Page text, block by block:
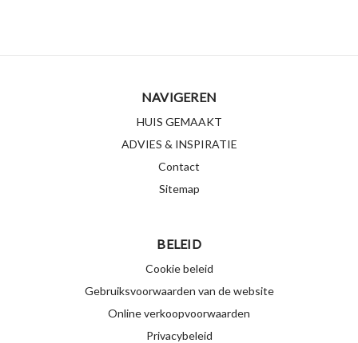
NAVIGEREN
HUIS GEMAAKT
ADVIES & INSPIRATIE
Contact
Sitemap
BELEID
Cookie beleid
Gebruiksvoorwaarden van de website
Online verkoopvoorwaarden
Privacybeleid